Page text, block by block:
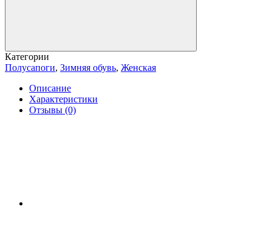
Категории
Полусапоги, Зимняя обувь, Женская
Описание
Характеристики
Отзывы (0)